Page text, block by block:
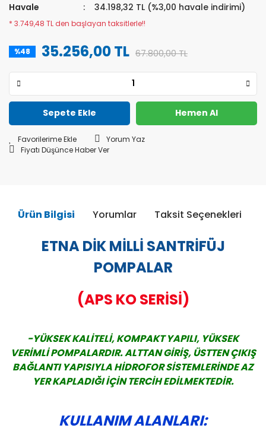
Havale
34.198,32 TL (%3,00 havale indirimi)
* 3.749,48 TL den başlayan taksitlerle!!
%48 35.256,00 TL 67.800,00 TL
Sepete Ekle Hemen Al
Yorum Yaz
Fiyatı Düşünce Haber Ver
Ürün Bilgisi Yorumlar Taksit Seçenekleri
ETNA DİK MİLLİ SANTRİFÜJ
POMPALAR
(APS KO SERİSİ)
-YÜKSEK KALİTELİ, KOMPAKT YAPILI, YÜKSEK
VERİMLİ POMPALARDIR. ALTTAN GİRİŞ, ÜSTTEN ÇIKIŞ
BAĞLANTI YAPISIYLA HİDROFOR SİSTEMLERİNDE AZ
YER KAPLADIĞI İÇİN TERCİH EDİLMEKTEDİR.
KULLANIM ALANLARI: